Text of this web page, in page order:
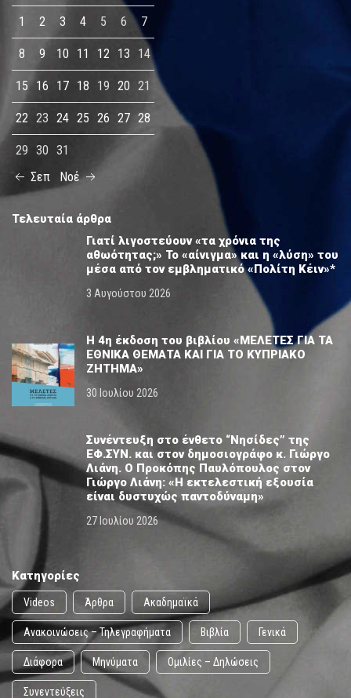
1 2 3 4 5 6 7
8 9 10 11 12 13 14
15 16 17 18 19 20 21
22 23 24 25 26 27 28
29 30 31
Σεπ
Νοέ
Τελευταία άρθρα
Γιατί λιγοστεύουν «τα χρόνια της
αθωότητας;» Το «αίνιγμα» και η «λύση» του
μέσα από τον εμβληματικό «Πολίτη Κέιν»*
3 Αυγούστου 2026
Η 4η έκδοση του βιβλίου «ΜΕΛΕΤΕΣ ΓΙΑ ΤΑ
ΕΘΝΙΚΑ ΘΕΜΑΤΑ ΚΑΙ ΓΙΑ ΤΟ ΚΥΠΡΙΑΚΟ
ΖΗΤΗΜΑ»
30 Ιουλίου 2026
Συνέντευξη στο ένθετο “Νησίδες” της
ΕΦ.ΣΥΝ. και στον δημοσιογράφο κ. Γιώργο
Λιάνη. Ο Προκόπης Παυλόπουλος στον
Γιώργο Λιάνη: «Η εκτελεστική εξουσία
είναι δυστυχώς παντοδύναμη»
27 Ιουλίου 2026
Κατηγορίες
Videos Άρθρα Ακαδημαϊκά
Ανακοινώσεις – Τηλεγραφήματα Βιβλία Γενικά
Διάφορα Μηνύματα Ομιλίες – Δηλώσεις
Συνεντεύξεις